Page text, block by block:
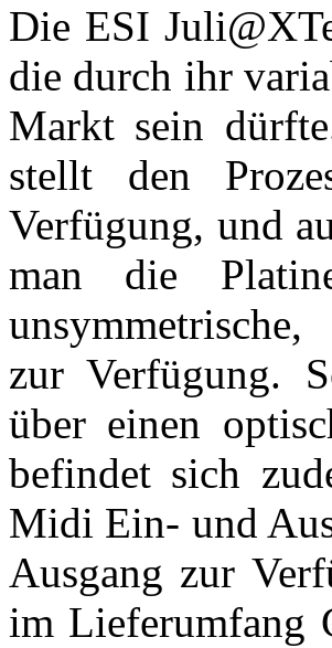
Die ESI
die durch ihr
Markt sein
stellt den
Verfügung, und
man die
zur Verfügung.
über einen
befindet sich
Midi Ein- und
Ausgang zur
im Lieferumfang